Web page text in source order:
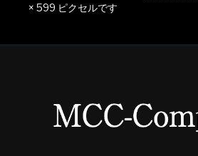
× 599 ピクセルです